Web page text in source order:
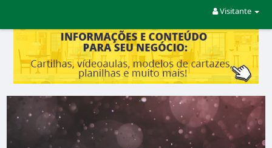
Visitante